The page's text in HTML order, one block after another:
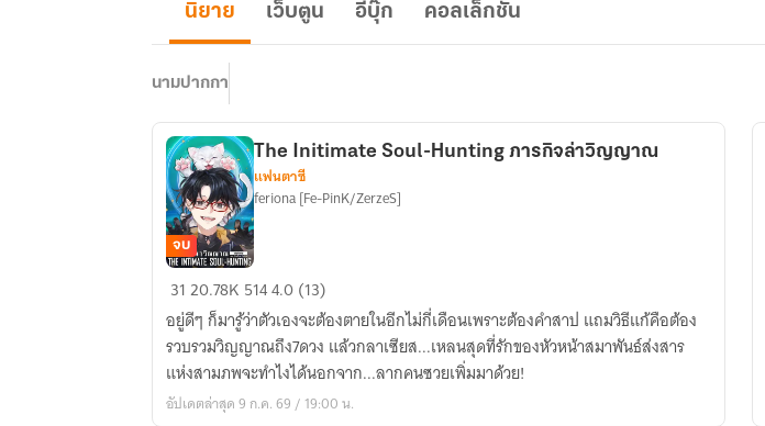
นิยาย เว็บตูน อีบุ๊ก คอลเล็กชัน
นามปากกา
The
Initimate
Soul-
Hunting
ภารกิจ
ล่า
จบ
The Initimate Soul-Hunting ภารกิจล่าวิญญาณ
แฟนตาซี
feriona [Fe-PinK/ZerzeS]
3120.78K 5144.0 (13)
อยู่ดีๆ ก็มารู้ว่าตัวเองจะต้องตายในอีกไม่กี่เดือนเพราะต้องคำสาป แถมวิธีแก้คือต้อง
รวบรวมวิญญาณถึง7ดวง แล้วกลาเซียส...เหลนสุดที่รักของหัวหน้าสมาพันธ์ส่งสาร
แห่งสามภพจะทำไงได้นอกจาก...ลากคนซวยเพิ่มมาด้วย!
อัปเดตล่าสุด 9 ก.ค. 69 / 19:00 น.